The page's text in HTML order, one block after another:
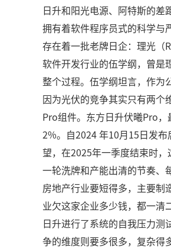
日升和阳光电源、阿特斯的
拥有着软件程序员式的科学与
存在着一批老牌日企：理光（
软件开发行业的伍学纲，曾是
整个过程。伍学纲坦言，作为
因为光伏的竞争其实只有两
Pro组件。东方日升伏曦Pro
2%。自2024 年10月15日发
望，在2025年一季度结束时
一轮洗牌和产能出清的节奏、
房地产行业要短得多，主要制
业欠这家企业多少钱，都一清
日升进行了系统的自我压力
争的维度则要多很多，复杂得